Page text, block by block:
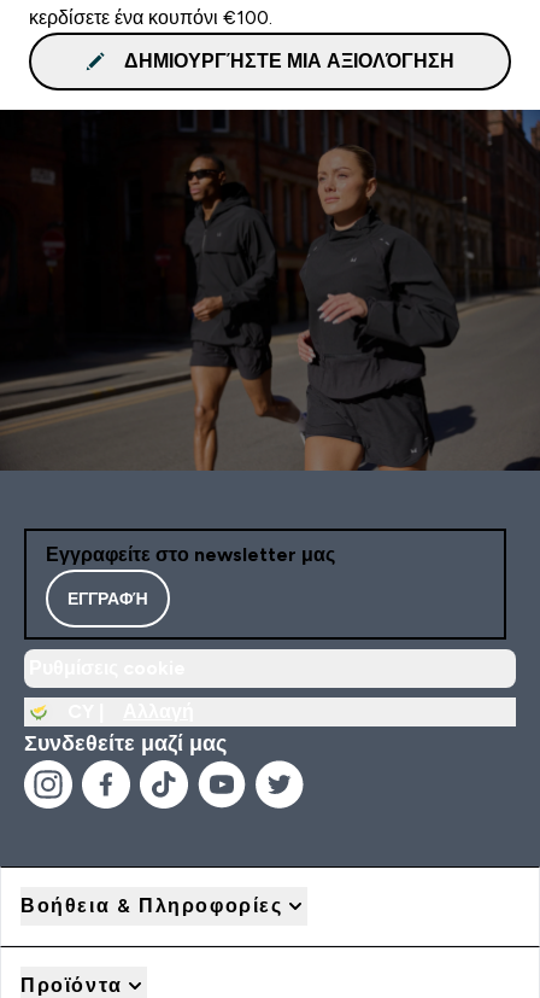
κερδίσετε ένα κουπόνι €100.
ΔΗΜΙΟΥΡΓΉΣΤΕ ΜΙΑ ΑΞΙΟΛΌΓΗΣΗ
Εγγραφείτε στο newsletter μας
ΕΓΓΡΑΦΉ
Συνδεθείτε μαζί μας
Βοήθεια & Πληροφορίες
Προϊόντα